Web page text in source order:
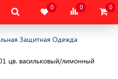
0 0 0
Защитная Одежда
цв. васильковый/лимонный